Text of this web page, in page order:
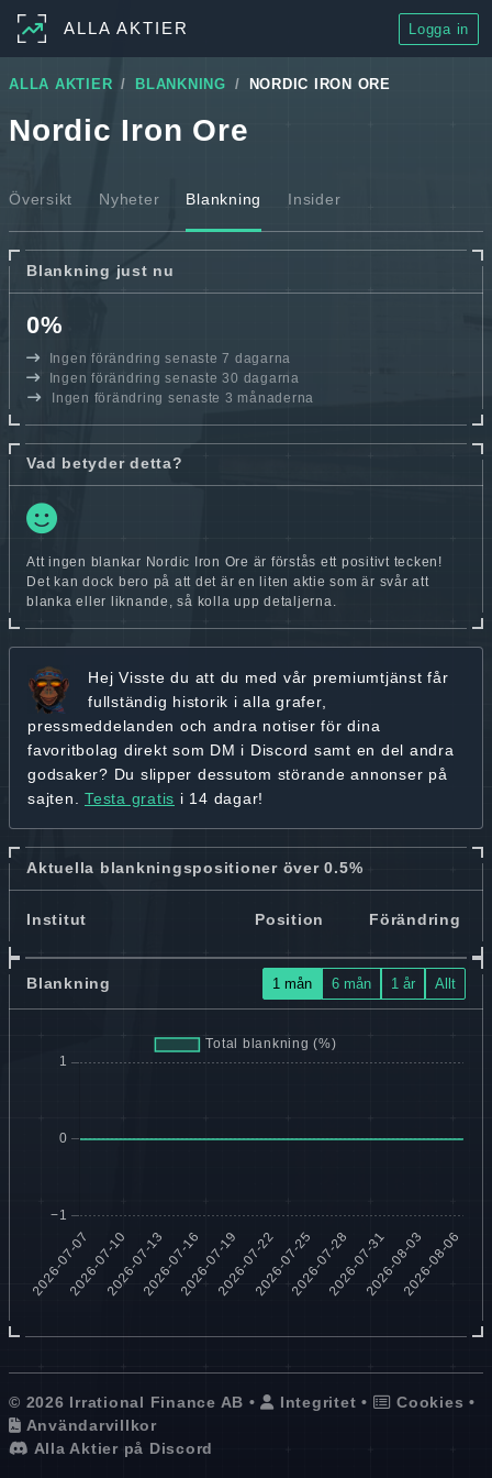
ALLA AKTIER Logga in
ALLA AKTIER BLANKNING NORDIC IRON ORE
Nordic Iron Ore
Översikt Nyheter Blankning Insider
Blankning just nu
0%
Ingen förändring senaste 7 dagarna
Ingen förändring senaste 30 dagarna
Ingen förändring senaste 3 månaderna
Vad betyder detta?
Att ingen blankar Nordic Iron Ore är förstås ett positivt tecken!
Det kan dock bero på att det är en liten aktie som är svår att
blanka eller liknande, så kolla upp detaljerna.
Hej Visste du att du med vår premiumtjänst får
fullständig historik i alla grafer,
pressmeddelanden och andra notiser för dina
favoritbolag direkt som DM i Discord samt en del andra
godsaker? Du slipper dessutom störande annonser på
sajten. Testa gratis i 14 dagar!
Aktuella blankningspositioner över 0.5%
Institut Position Förändring
Blankning 1 mån 6 mån 1 år Allt
© 2026 Irrational Finance AB • Integritet • Cookies •
Användarvillkor
Alla Aktier på Discord